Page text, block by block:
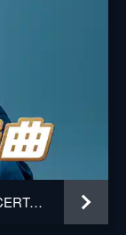
映画『信長協奏曲 NOBUNAGA CONCERTO』